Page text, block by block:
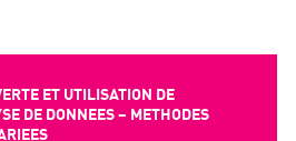
ET UTILISATION DE
DE DONNEES – METHODES